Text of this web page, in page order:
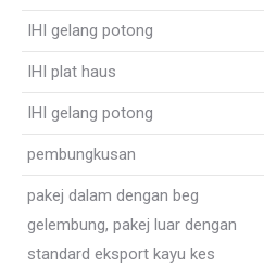
IHI gelang potong
IHI plat haus
IHI gelang potong
pembungkusan
pakej dalam dengan beg
gelembung, pakej luar dengan
standard eksport kayu kes